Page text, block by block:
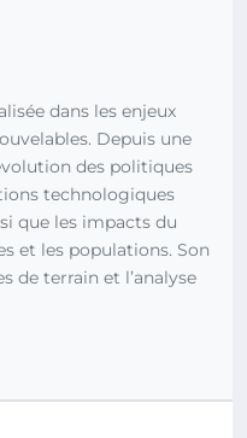
dans les enjeux
Depuis une
des politiques
technologiques
que les impacts du
et les populations. Son
de terrain et l’analyse